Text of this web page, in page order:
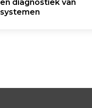
en diagnostiek van
systemen